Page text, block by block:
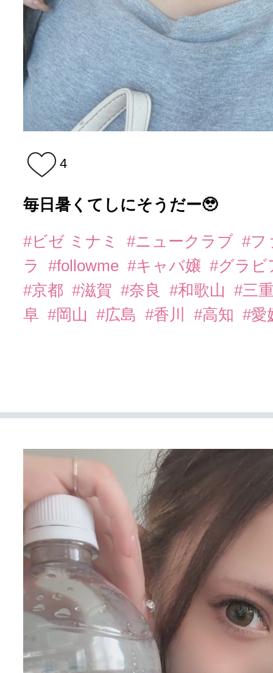
4
毎日暑くてしにそうだー🥹
#ビゼ ミナミ #ニュークラブ #フ
ラ
#followme #キャバ嬢 #グラ
#京都 #滋賀 #奈良 #和歌山
#三
阜 #岡山 #広島 #香川 #高知 #愛